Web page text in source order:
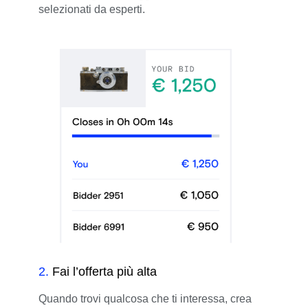
selezionati da esperti.
2. Fai l’offerta più alta
Quando trovi qualcosa che ti interessa, crea